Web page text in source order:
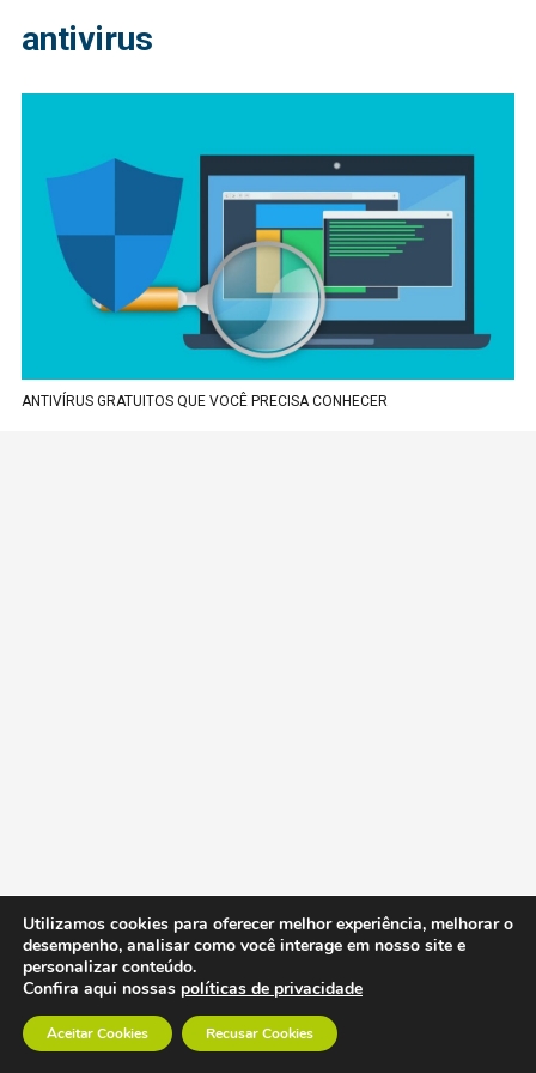
antivirus
ANTIVÍRUS GRATUITOS QUE VOCÊ PRECISA CONHECER
Utilizamos cookies para oferecer melhor experiência, melhorar o
desempenho, analisar como você interage em nosso site e
personalizar conteúdo.
Confira aqui nossas políticas de privacidade
Aceitar Cookies Recusar Cookies